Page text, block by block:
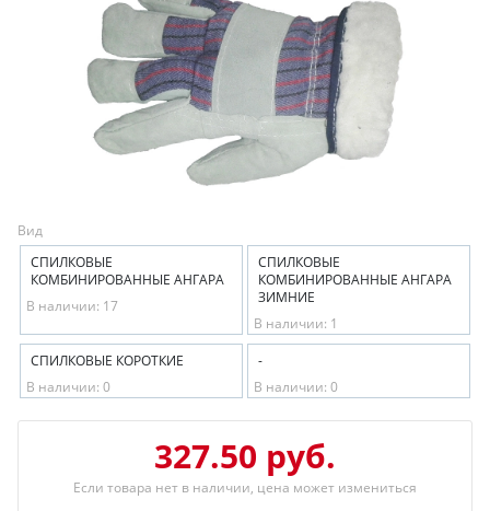
Вид
СПИЛКОВЫЕ
КОМБИНИРОВАННЫЕ АНГАРА
В наличии: 17
СПИЛКОВЫЕ
КОМБИНИРОВАННЫЕ АНГАРА
ЗИМНИЕ
В наличии: 1
СПИЛКОВЫЕ КОРОТКИЕ
В наличии: 0
-
В наличии: 0
327.50 руб.
Если товара нет в наличии, цена может измениться